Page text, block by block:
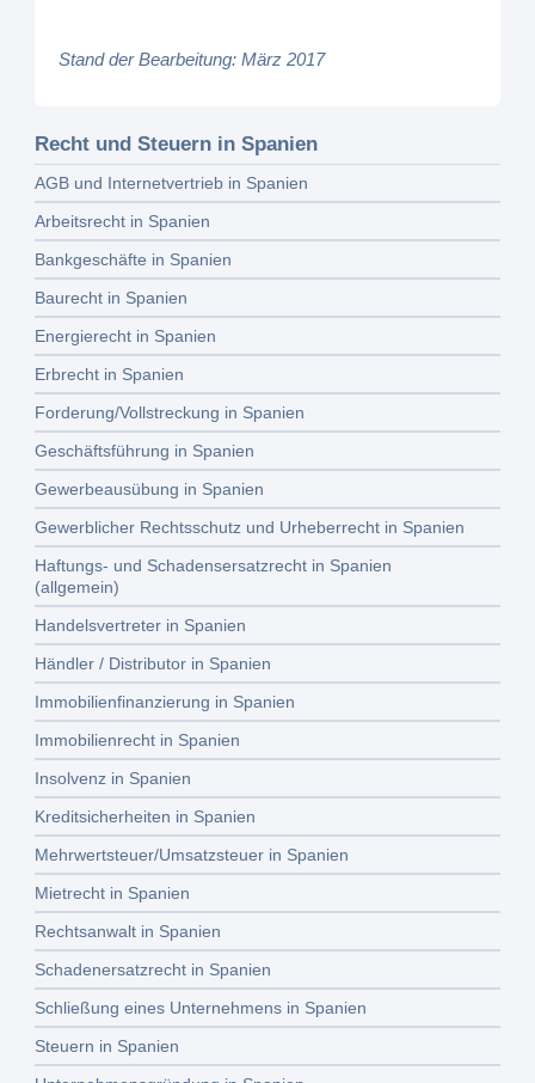
Stand der Bearbeitung: März 2017
Recht und Steuern in Spanien
AGB und Internetvertrieb in Spanien
Arbeitsrecht in Spanien
Bankgeschäfte in Spanien
Baurecht in Spanien
Energierecht in Spanien
Erbrecht in Spanien
Forderung/Vollstreckung in Spanien
Geschäftsführung in Spanien
Gewerbeausübung in Spanien
Gewerblicher Rechtsschutz und Urheberrecht in Spanien
Haftungs- und Schadensersatzrecht in Spanien
(allgemein)
Handelsvertreter in Spanien
Händler / Distributor in Spanien
Immobilienfinanzierung in Spanien
Immobilienrecht in Spanien
Insolvenz in Spanien
Kreditsicherheiten in Spanien
Mehrwertsteuer/Umsatzsteuer in Spanien
Mietrecht in Spanien
Rechtsanwalt in Spanien
Schadenersatzrecht in Spanien
Schließung eines Unternehmens in Spanien
Steuern in Spanien